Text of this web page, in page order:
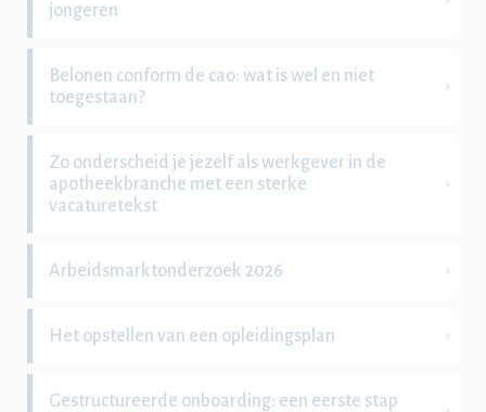
jongeren
Belonen conform de cao: wat is wel en niet
toegestaan?
Zo onderscheid je jezelf als werkgever in de
apotheekbranche met een sterke
vacaturetekst
Arbeidsmarktonderzoek 2026
Het opstellen van een opleidingsplan
Gestructureerde onboarding: een eerste stap